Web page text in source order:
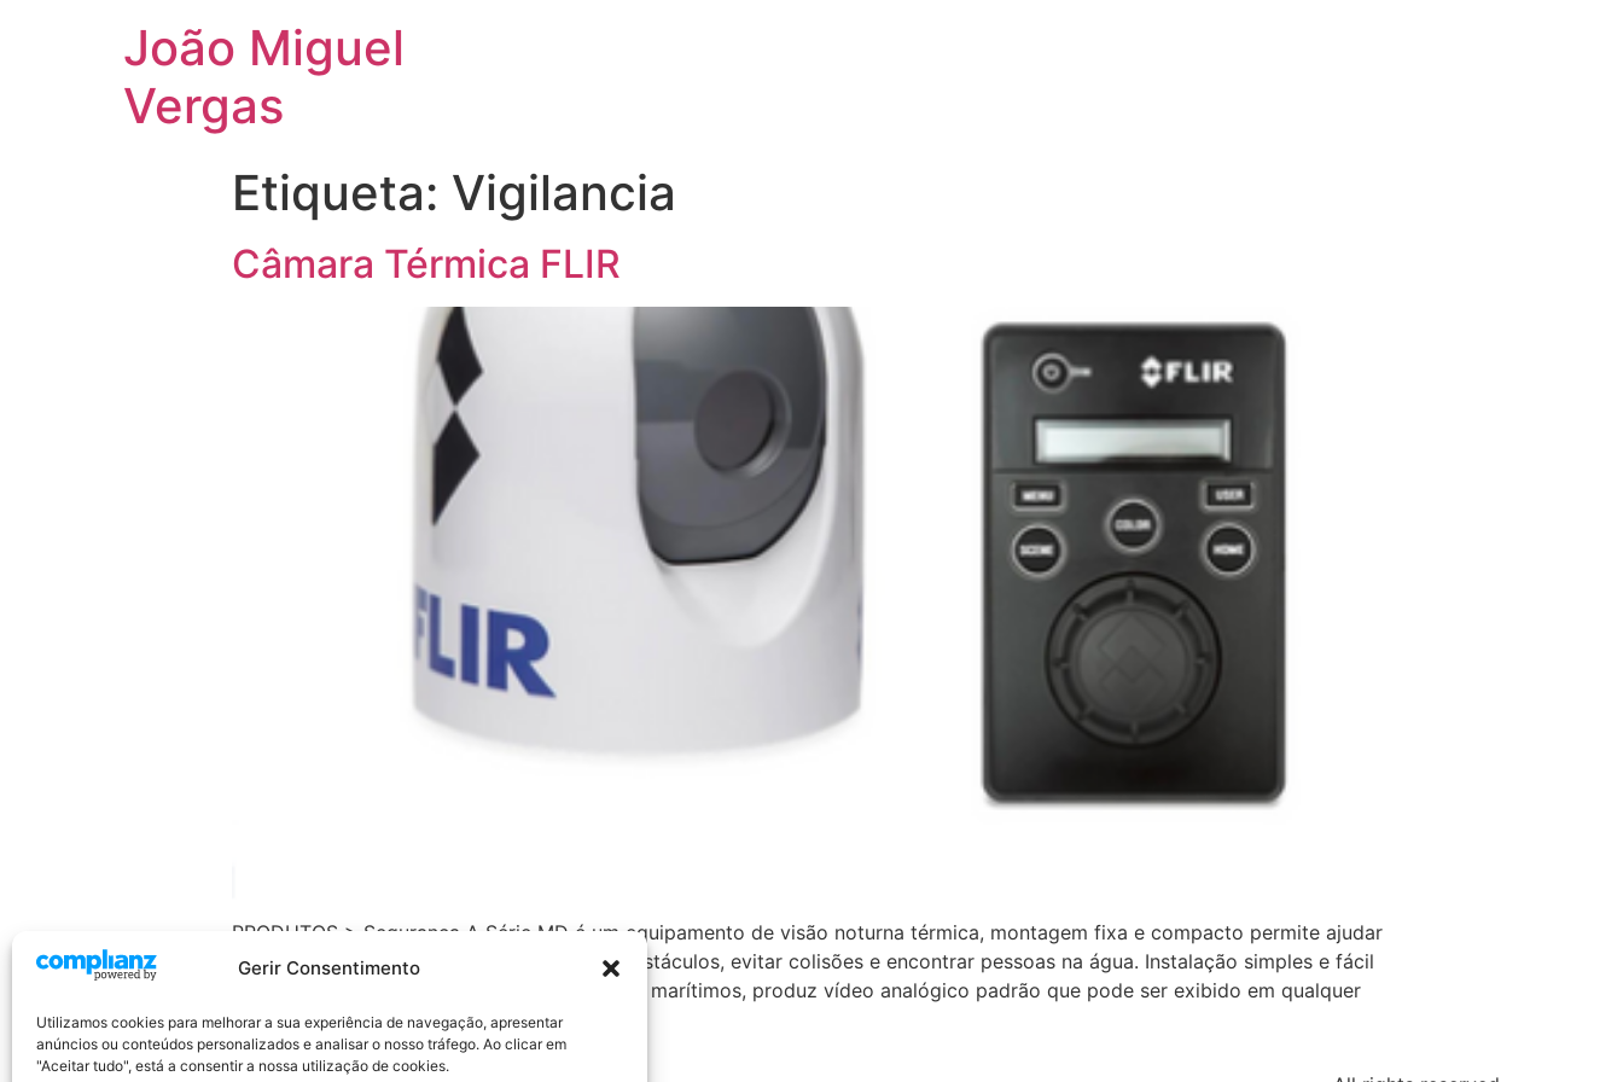
Gerir Consentimento
Utilizamos cookies para melhorar a sua experiência de navegação, apresentar
anúncios ou conteúdos personalizados e analisar o nosso tráfego. Ao clicar em
"Aceitar tudo", está a consentir a nossa utilização de cookies.
João Miguel
Vergas
Etiqueta: Vigilancia
Câmara Térmica FLIR
PRODUTOS > Segurança A Série MD é um equipamento de visão noturna térmica, montagem fixa e compacto permite ajudar
o capitão da embarcação a desviar-se de obstáculos, evitar colisões e encontrar pessoas na água. Instalação simples e fácil
interligação a maior parte dos equipamentos marítimos, produz vídeo analógico padrão que pode ser exibido em qualquer
[…]